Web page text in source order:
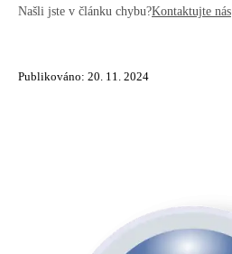
Našli jste v článku chybu?Kontaktujte nás
Publikováno: 20. 11. 2024